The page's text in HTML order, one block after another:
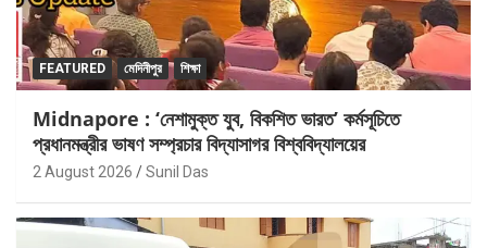
FEATURED মেদিনীপুর শিক্ষা
Midnapore : ‘নেশামুক্ত যুব, বিকশিত ভারত’ কর্মসূচিতে
প্রধানমন্ত্রীর ভাষণ সম্প্রচার বিদ্যাসাগর বিশ্ববিদ্যালয়ের
2 August 2026 Sunil Das